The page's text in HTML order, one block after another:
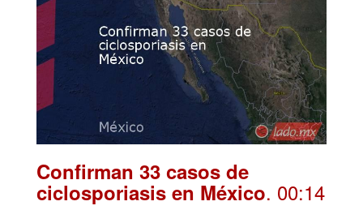
Confirman 33 casos de
ciclosporiasis en México. 00:14